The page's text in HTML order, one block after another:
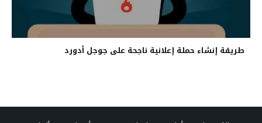
طريقة إنشاء حملة إعلانية ناجحة على جوجل أدورد